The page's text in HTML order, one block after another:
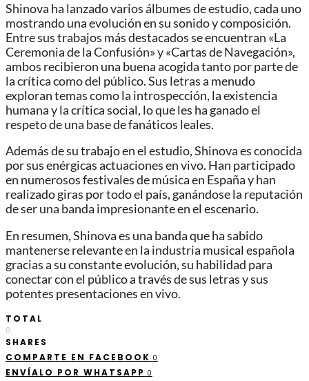
Shinova ha lanzado varios álbumes de estudio, cada uno
mostrando una evolución en su sonido y composición.
Entre sus trabajos más destacados se encuentran «La
Ceremonia de la Confusión» y «Cartas de Navegación»,
ambos recibieron una buena acogida tanto por parte de
la crítica como del público. Sus letras a menudo
exploran temas como la introspección, la existencia
humana y la crítica social, lo que les ha ganado el
respeto de una base de fanáticos leales.
Además de su trabajo en el estudio, Shinova es conocida
por sus enérgicas actuaciones en vivo. Han participado
en numerosos festivales de música en España y han
realizado giras por todo el país, ganándose la reputación
de ser una banda impresionante en el escenario.
En resumen, Shinova es una banda que ha sabido
mantenerse relevante en la industria musical española
gracias a su constante evolución, su habilidad para
conectar con el público a través de sus letras y sus
potentes presentaciones en vivo.
TOTAL
0
SHARES
COMPARTE EN FACEBOOK 0
ENVÍALO POR WHATSAPP 0